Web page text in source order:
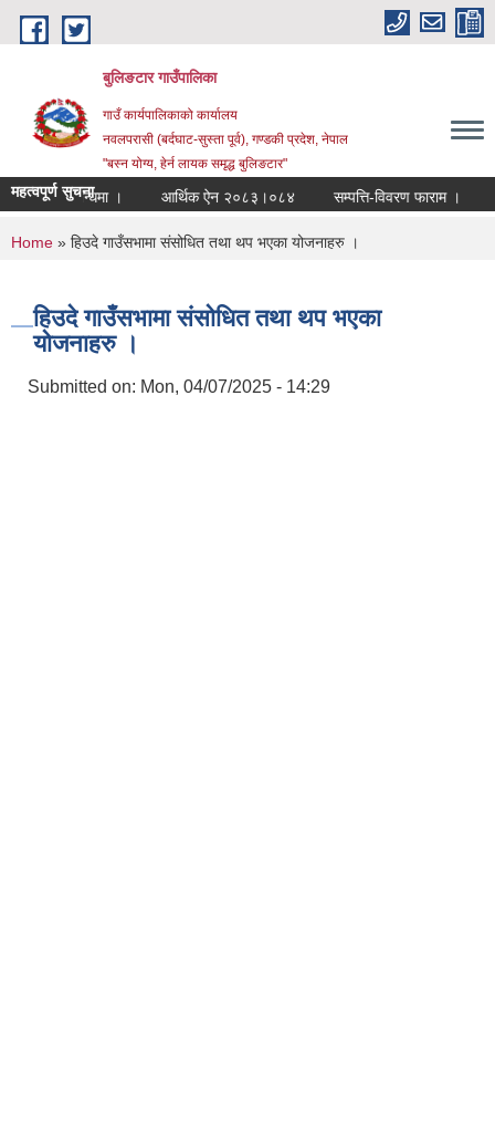
Skip to main content
बुलिङटार गाउँपालिका
गाउँ कार्यपालिकाको कार्यालय
नवलपरासी (बर्दघाट-सुस्ता पूर्व), गण्डकी प्रदेश, नेपाल
"बस्न योग्य, हेर्न लायक समृद्ध बुलिङटार"
महत्वपूर्ण सुचना
सम्बन्धमा । आर्थिक ऐन २०८३।०८४ सम्पत्ति-विवरण फाराम ।
You are here
Home » हिउदे गाउँसभामा संसोधित तथा थप भएका योजनाहरु ।
हिउदे गाउँसभामा संसोधित तथा थप भएका
योजनाहरु ।
Submitted on: Mon, 04/07/2025 - 14:29